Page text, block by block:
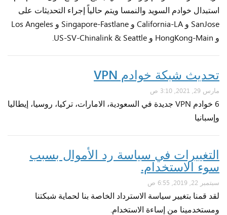
استبدال خوادم السويد والنمسا ويتم حالياً إجراء التحديثات على
SanJose و California-LA و Singapore-Fastlane و Los Angeles
و HongKong-Main و US-SV-Chinalink & Seattle.
تحديث شبكة خوادم VPN
مارس 29, 2021, 3:10 ص
6 خوادم VPN جديدة في السعودية، الامارات، تركيا، روسيا، إيطاليا
وإسبانيا
التغييرات في سياسة رد الأموال بسبب
سوء الاستخدام.
سبتمبر 22, 2019, 6:55 ص
لقد قمنا بتغيير سياسة الاسترداد الخاصة بنا لحماية شبكتنا
ومستخدمينا من إساءة الاستخدام.